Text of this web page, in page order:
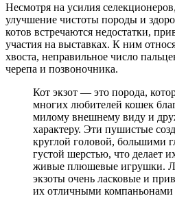
Несмотря на усилия
улучшение чистоты породы и
котов встречаются недостатки,
участия на выставках. К ним
хвоста, неправильное число
черепа и позвоночника.
Кот экзот — это порода,
многих любителей кошек
милому внешнему виду и
характеру. Эти пушистые
круглой головой, большими
густой шерстью, что делает
живые плюшевые игрушки.
экзоты очень ласковые и
их отличными компаньонами